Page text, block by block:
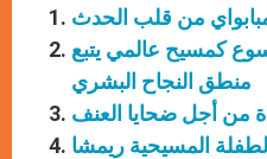
من قلب الحدث
كمسيح عالمي يتبع
منطق النجاح البشري
من أجل ضحايا العنف
المسيحية ريمشا